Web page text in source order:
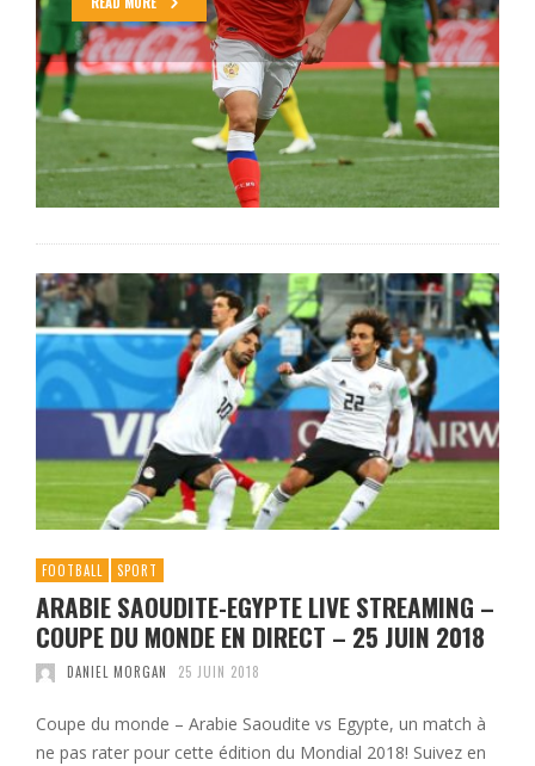
FOOTBALL SPORT
ARABIE SAOUDITE-EGYPTE LIVE STREAMING –
COUPE DU MONDE EN DIRECT – 25 JUIN 2018
DANIEL MORGAN 25 JUIN 2018
Coupe du monde – Arabie Saoudite vs Egypte, un match à
ne pas rater pour cette édition du Mondial 2018! Suivez en